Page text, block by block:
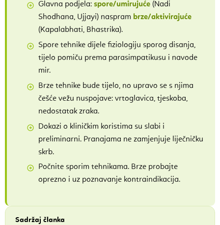
Glavna podjela: spore/umirujuće (Nadi
Shodhana, Ujjayi) naspram brze/aktivirajuće
(Kapalabhati, Bhastrika).
Spore tehnike dijele fiziologiju sporog disanja,
tijelo pomiču prema parasimpatikusu i navode
mir.
Brze tehnike bude tijelo, no upravo se s njima
češće vežu nuspojave: vrtoglavica, tjeskoba,
nedostatak zraka.
Dokazi o kliničkim koristima su slabi i
preliminarni. Pranajama ne zamjenjuje liječničku
skrb.
Počnite sporim tehnikama. Brze probajte
oprezno i uz poznavanje kontraindikacija.
Sadržaj članka